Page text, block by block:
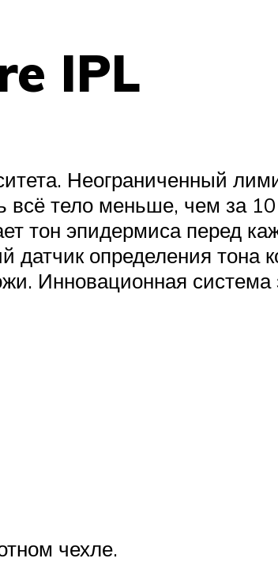
IPL
Неограниченный
всё тело меньше, чем за
тон эпидермиса перед
датчик определения
Инновационная
чехле.